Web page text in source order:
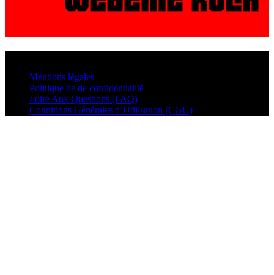
Mentions légales
Politique de de confidentialité
Foire Aux Questions (FAQ)
Conditions Générales d’Utilisation (CGU)